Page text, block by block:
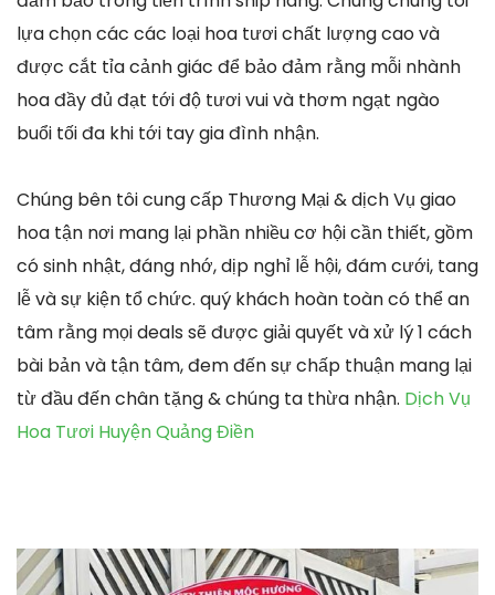
lựa chọn các các loại hoa tươi chất lượng cao và
được cắt tỉa cảnh giác để bảo đảm rằng mỗi nhành
hoa đầy đủ đạt tới độ tươi vui và thơm ngạt ngào
buổi tối đa khi tới tay gia đình nhận.
Chúng bên tôi cung cấp Thương Mại & dịch Vụ giao
hoa tận nơi mang lại phần nhiều cơ hội cần thiết, gồm
có sinh nhật, đáng nhớ, dịp nghỉ lễ hội, đám cưới, tang
lễ và sự kiện tổ chức. quý khách hoàn toàn có thể an
tâm rằng mọi deals sẽ được giải quyết và xử lý 1 cách
bài bản và tận tâm, đem đến sự chấp thuận mang lại
từ đầu đến chân tặng & chúng ta thừa nhận. Dịch Vụ
Hoa Tươi Huyện Quảng Điền